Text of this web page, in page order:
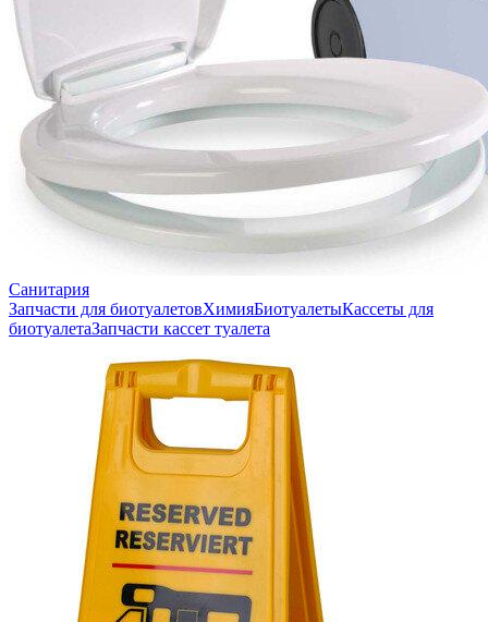
Санитария
Запчасти для биотуалетовХимияБиотуалетыКассеты для
биотуалетаЗапчасти кассет туалета